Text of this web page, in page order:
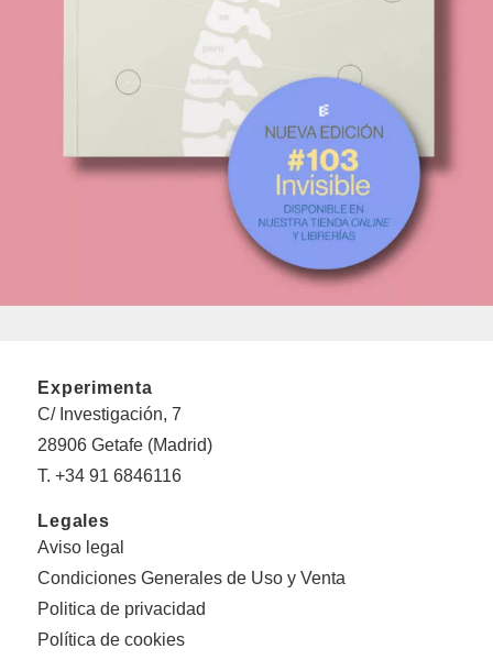
Experimenta
C/ Investigación, 7
28906 Getafe (Madrid)
T. +34 91 6846116
Legales
Aviso legal
Condiciones Generales de Uso y Venta
Politica de privacidad
Política de cookies